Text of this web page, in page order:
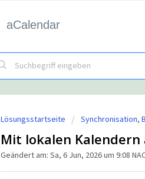
aCalendar
Lösungsstartseite Synchronisation,
Mit lokalen
Geändert am: Sa, 6 Jun, 2026 um 9:08